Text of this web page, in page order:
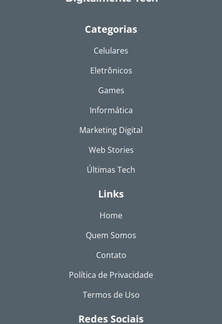
Categorias
Celulares
Eletrônicos
Games
Informática
Marketing Digital
Web Stories
Últimas Tech
Links
Home
Quem Somos
Contato
Política de Privacidade
Termos de Uso
Redes Sociais